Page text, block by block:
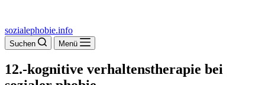
sozialephobie.info
Suchen Menü
12.-kognitive verhaltenstherapie bei